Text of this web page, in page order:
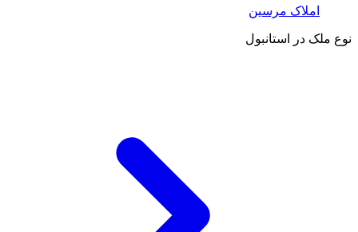
املاک مرسین
نوع ملک در استانبول